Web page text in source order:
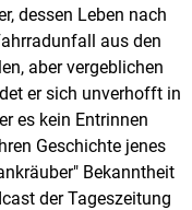
dessen Leben nach
aus den
aber vergeblichen
er sich unverhofft in
es kein Entrinnen
Geschichte jenes
Bekanntheit
der Tageszeitung